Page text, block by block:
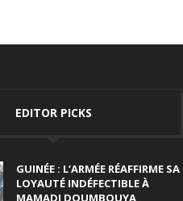
EDITOR PICKS
GUINÉE : L’ARMÉE RÉAFFIRME SA
LOYAUTÉ INDÉFECTIBLE À
MAMADI DOUMBOUYA